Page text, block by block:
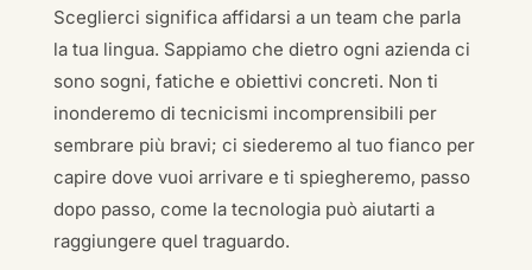
Sceglierci significa affidarsi a un team che parla
la tua lingua. Sappiamo che dietro ogni azienda ci
sono sogni, fatiche e obiettivi concreti. Non ti
inonderemo di tecnicismi incomprensibili per
sembrare più bravi; ci siederemo al tuo fianco per
capire dove vuoi arrivare e ti spiegheremo, passo
dopo passo, come la tecnologia può aiutarti a
raggiungere quel traguardo.